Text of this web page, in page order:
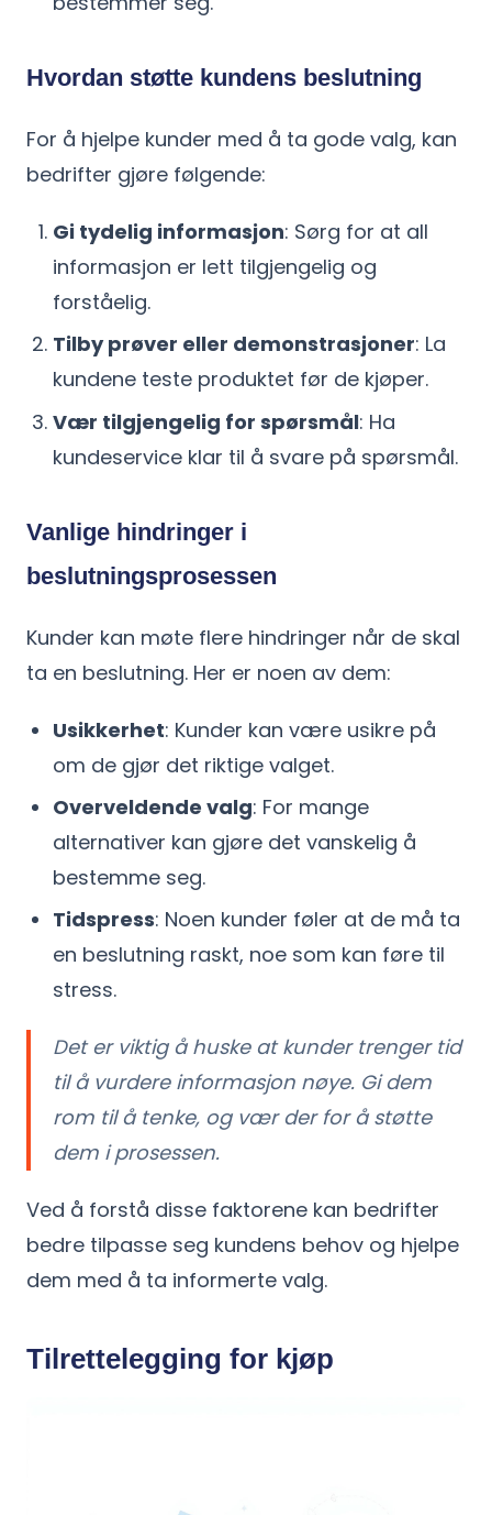
Hvordan støtte kundens beslutning
For å hjelpe kunder med å ta gode valg, kan
bedrifter gjøre følgende:
Gi tydelig informasjon: Sørg for at all
informasjon er lett tilgjengelig og
forståelig.
Tilby prøver eller demonstrasjoner: La
kundene teste produktet før de kjøper.
Vær tilgjengelig for spørsmål: Ha
kundeservice klar til å svare på spørsmål.
Vanlige hindringer i
beslutningsprosessen
Kunder kan møte flere hindringer når de skal
ta en beslutning. Her er noen av dem:
Usikkerhet: Kunder kan være usikre på
om de gjør det riktige valget.
Overveldende valg: For mange
alternativer kan gjøre det vanskelig å
bestemme seg.
Tidspress: Noen kunder føler at de må ta
en beslutning raskt, noe som kan føre til
stress.
Det er viktig å huske at kunder trenger tid
til å vurdere informasjon nøye. Gi dem
rom til å tenke, og vær der for å støtte
dem i prosessen.
Ved å forstå disse faktorene kan bedrifter
bedre tilpasse seg kundens behov og hjelpe
dem med å ta informerte valg.
Tilrettelegging for kjøp